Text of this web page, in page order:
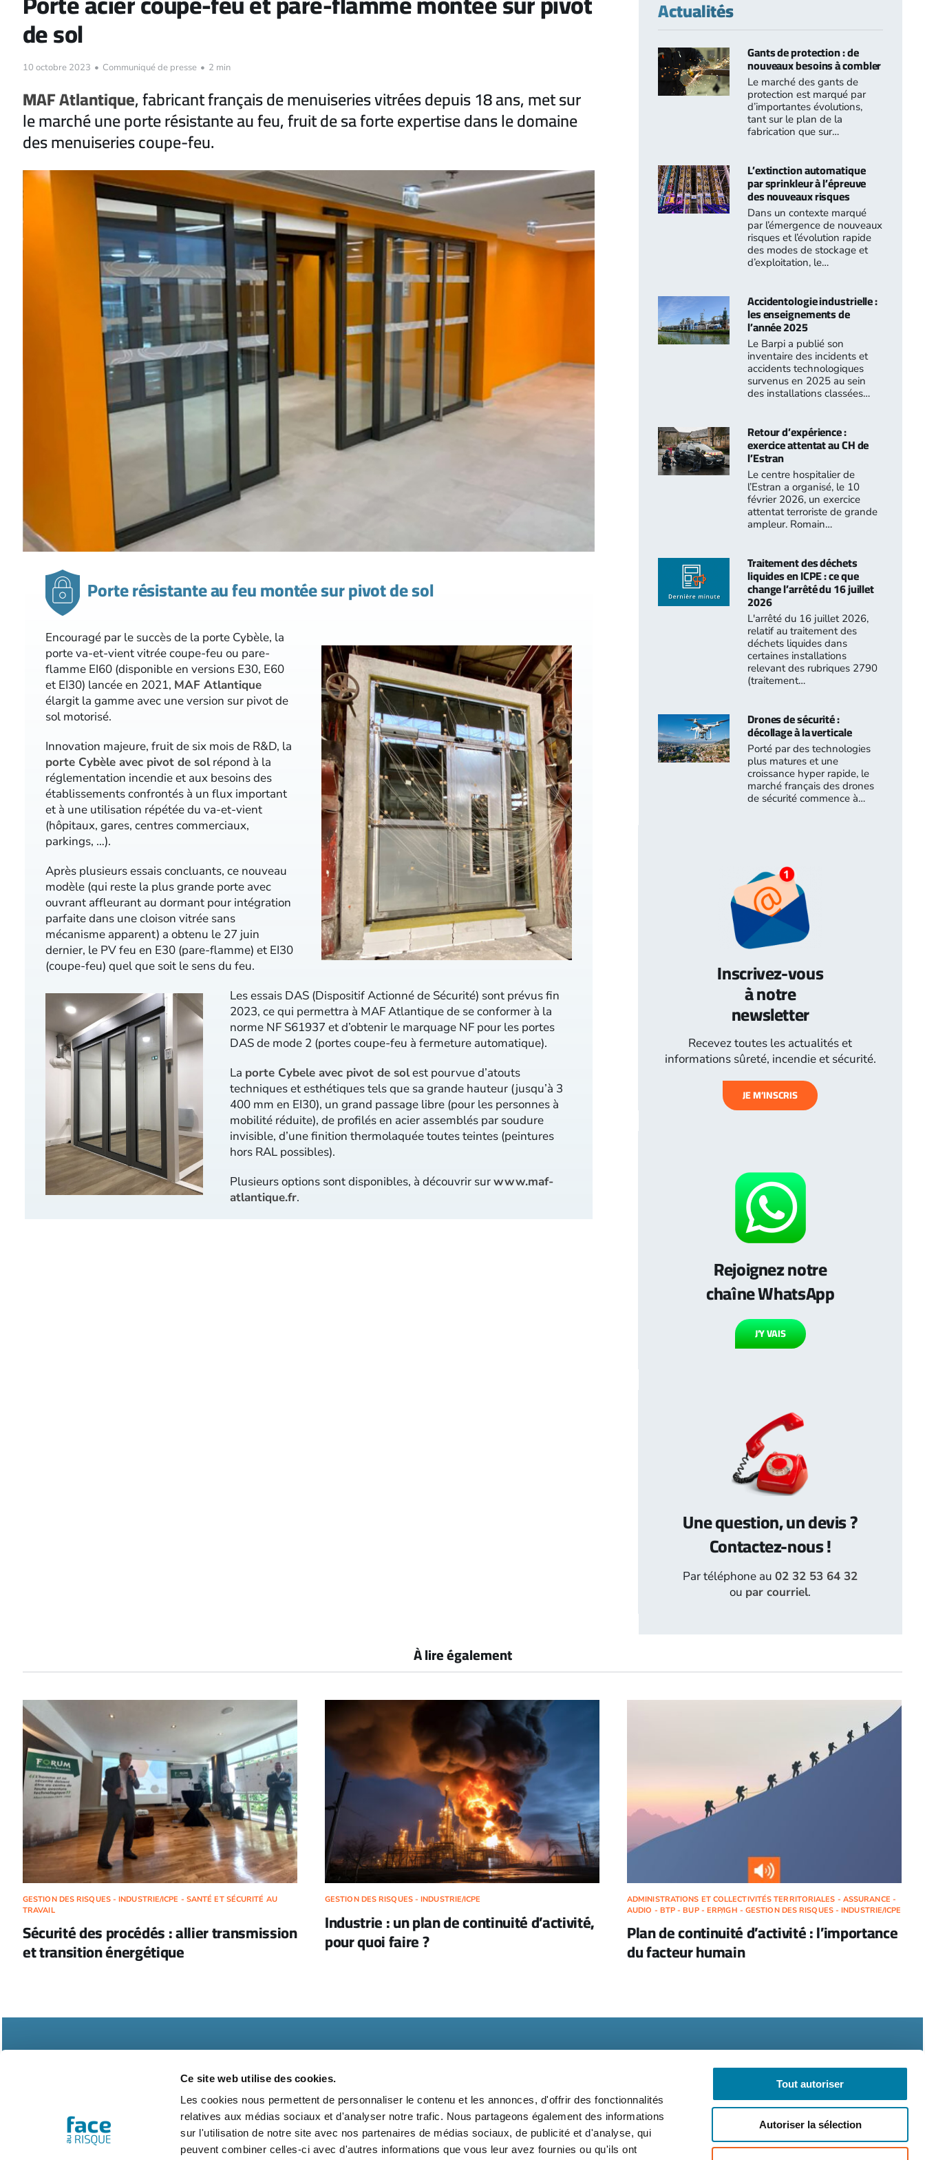
Ce site web utilise des cookies.
Les cookies nous permettent de personnaliser le contenu et les annonces, d'offrir des fonctionnalités
relatives aux médias sociaux et d'analyser notre trafic. Nous partageons également des informations
sur l'utilisation de notre site avec nos partenaires de médias sociaux, de publicité et d'analyse, qui
peuvent combiner celles-ci avec d'autres informations que vous leur avez fournies ou qu'ils ont
Tout autoriser
Autoriser la sélection
de sol
10 octobre 2023 • Communiqué de presse • 2 min
MAF Atlantique, fabricant français de menuiseries vitrées depuis 18 ans, met sur
le marché une porte résistante au feu, fruit de sa forte expertise dans le domaine
des menuiseries coupe-feu.
Porte résistante au feu montée sur pivot de sol
Encouragé par le succès de la porte Cybèle, la
porte va-et-vient vitrée coupe-feu ou pare-
flamme EI60 (disponible en versions E30, E60
et EI30) lancée en 2021, MAF Atlantique
élargit la gamme avec une version sur pivot de
sol motorisé.
Innovation majeure, fruit de six mois de R&D, la
porte Cybèle avec pivot de solrépond à la
réglementation incendie et aux besoins des
établissements confrontés à un flux important
et à une utilisation répétée du va-et-vient
(hôpitaux, gares, centres commerciaux,
parkings, …).
Après plusieurs essais concluants, ce nouveau
modèle (qui reste la plus grande porte avec
ouvrant affleurant au dormant pour intégration
parfaite dans une cloison vitrée sans
mécanisme apparent) a obtenu le 27 juin
dernier, le PV feu en E30 (pare-flamme) et EI30
(coupe-feu) quel que soit le sens du feu.
Les essais DAS (Dispositif Actionné de Sécurité) sont prévus fin
2023, ce qui permettra à MAF Atlantique de se conformer à la
norme NF S61937 et d’obtenir le marquage NF pour les portes
DAS de mode 2 (portes coupe-feu à fermeture automatique).
La porte Cybele avec pivot de solest pourvue d’atouts
techniques et esthétiques tels que sa grande hauteur (jusqu’à 3
400 mm en EI30), un grand passage libre (pour les personnes à
mobilité réduite), de profilés en acier assemblés par soudure
invisible, d’une finition thermolaquée toutes teintes (peintures
hors RAL possibles).
Plusieurs options sont disponibles, à découvrir surwww.maf-
atlantique.fr.
Actualités
Gants de protection : de
nouveaux besoins à combler
Le marché des gants de
protection est marqué par
d’importantes évolutions,
tant sur le plan de la
fabrication que sur…
L’extinction automatique
par sprinkleur à l’épreuve
des nouveaux risques
Dans un contexte marqué
par l’émergence de nouveaux
risques et l’évolution rapide
des modes de stockage et
d’exploitation, le…
Accidentologie industrielle :
les enseignements de
l’année 2025
Le Barpi a publié son
inventaire des incidents et
accidents technologiques
survenus en 2025 au sein
des installations classées…
Retour d’expérience :
exercice attentat au CH de
l’Estran
Le centre hospitalier de
l’Estran a organisé, le 10
février 2026, un exercice
attentat terroriste de grande
ampleur. Romain…
Traitement des déchets
liquides en ICPE : ce que
change l’arrêté du 16 juillet
2026
L'arrêté du 16 juillet 2026,
relatif au traitement des
déchets liquides dans
certaines installations
relevant des rubriques 2790
(traitement…
Drones de sécurité :
décollage à la verticale
Porté par des technologies
plus matures et une
croissance hyper rapide, le
marché français des drones
de sécurité commence à…
Inscrivez-vous
à notre
newsletter
Recevez toutes les actualités et
informations sûreté, incendie et sécurité.
JE M’INSCRIS
Rejoignez notre
chaîne WhatsApp
J’Y VAIS
Une question, un devis ?
Contactez-nous !
Par téléphone au02 32 53 64 32
ou par courriel.
À lire également
GESTION DES RISQUES - INDUSTRIE/ICPE - SANTÉ ET SÉCURITÉ AU
TRAVAIL
Sécurité des procédés : allier transmission
et transition énergétique
GESTION DES RISQUES - INDUSTRIE/ICPE
Industrie : un plan de continuité d’activité,
pour quoi faire ?
ADMINISTRATIONS ET COLLECTIVITÉS TERRITORIALES - ASSURANCE -
AUDIO - BTP - BUP - ERP/IGH - GESTION DES RISQUES - INDUSTRIE/ICPE
Plan de continuité d’activité : l’importance
du facteur humain
Abonnements Contact Kit média Nos partenaires Qui sommes-nous ? Mentions légales